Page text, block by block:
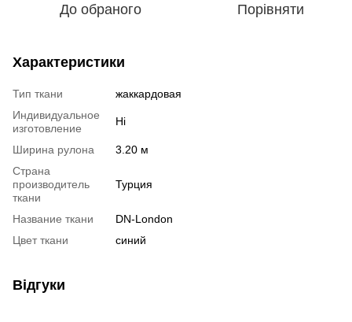
До обраного Порівняти
Характеристики
Тип ткани
жаккардовая
Индивидуальное
изготовление
Ні
Ширина рулона
3.20 м
Страна
производитель
ткани
Турция
Название ткани
DN-London
Цвет ткани
синий
Відгуки